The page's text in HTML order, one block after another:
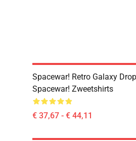
Spacewar! Retro Galaxy Drop
Spacewar! Zweetshirts
€ 37,67 - € 44,11